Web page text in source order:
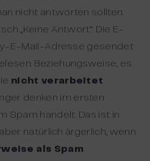
nicht antworten sollten.
„Keine Antwort“. Die E-
E-Mail-Adresse gesendet
Beziehungsweise, es
nicht verarbeitet
denken im ersten
Spam handelt. Das ist in
natürlich ärgerlich, wenn
als Spam